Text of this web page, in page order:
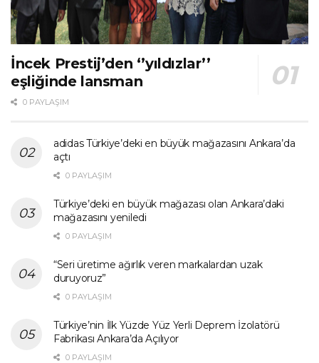
İncek Prestij’den ‘’yıldızlar’’
eşliğinde lansman
0 PAYLAŞIM
adidas Türkiye’deki en büyük mağazasını Ankara’da
açtı
0 PAYLAŞIM
Türkiye’deki en büyük mağazası olan Ankara’daki
mağazasını yeniledi
0 PAYLAŞIM
“Seri üretime ağırlık veren markalardan uzak
duruyoruz”
0 PAYLAŞIM
Türkiye’nin İlk Yüzde Yüz Yerli Deprem İzolatörü
Fabrikası Ankara’da Açılıyor
0 PAYLAŞIM